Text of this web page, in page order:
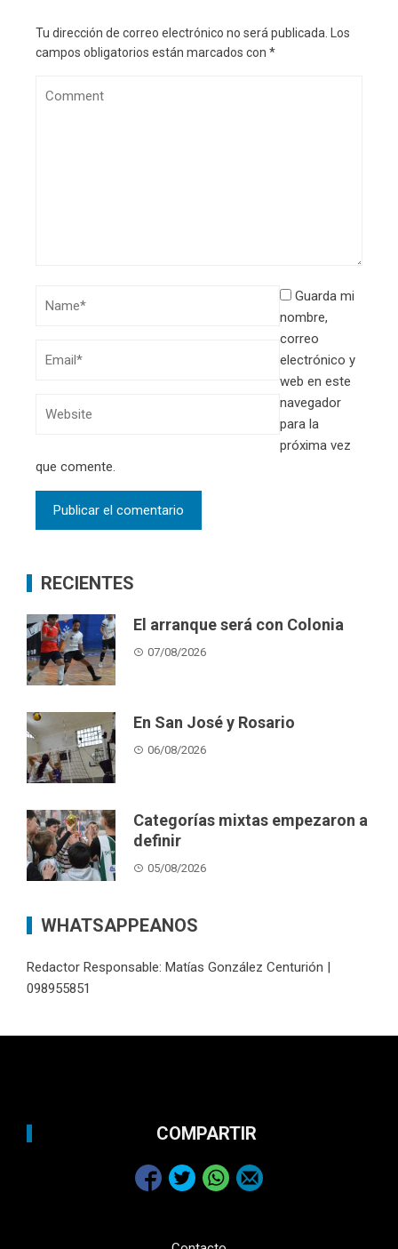
Tu dirección de correo electrónico no será publicada.
Los
campos obligatorios están marcados con *
Guarda mi
nombre,
correo
electrónico y
web en este
navegador
para la
próxima vez
que comente.
RECIENTES
El arranque será con Colonia
07/08/2026
En San José y Rosario
06/08/2026
Categorías mixtas empezaron a
definir
05/08/2026
WHATSAPPEANOS
Redactor Responsable: Matías González Centurión |
098955851
COMPARTIR